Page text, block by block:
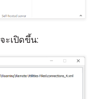
จะเปิดขึ้น: